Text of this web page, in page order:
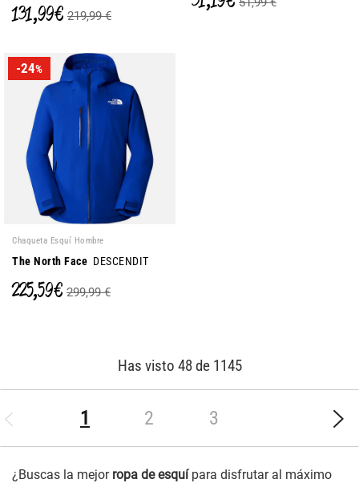
131,99 € 219,99 €
-24%
Chaqueta Esquí Hombre
The North Face DESCENDIT
225,59 € 299,99 €
Has visto 48 de 1145
1 (current)
2 3
¿Buscas la mejor ropa de esquípara disfrutar al máximo